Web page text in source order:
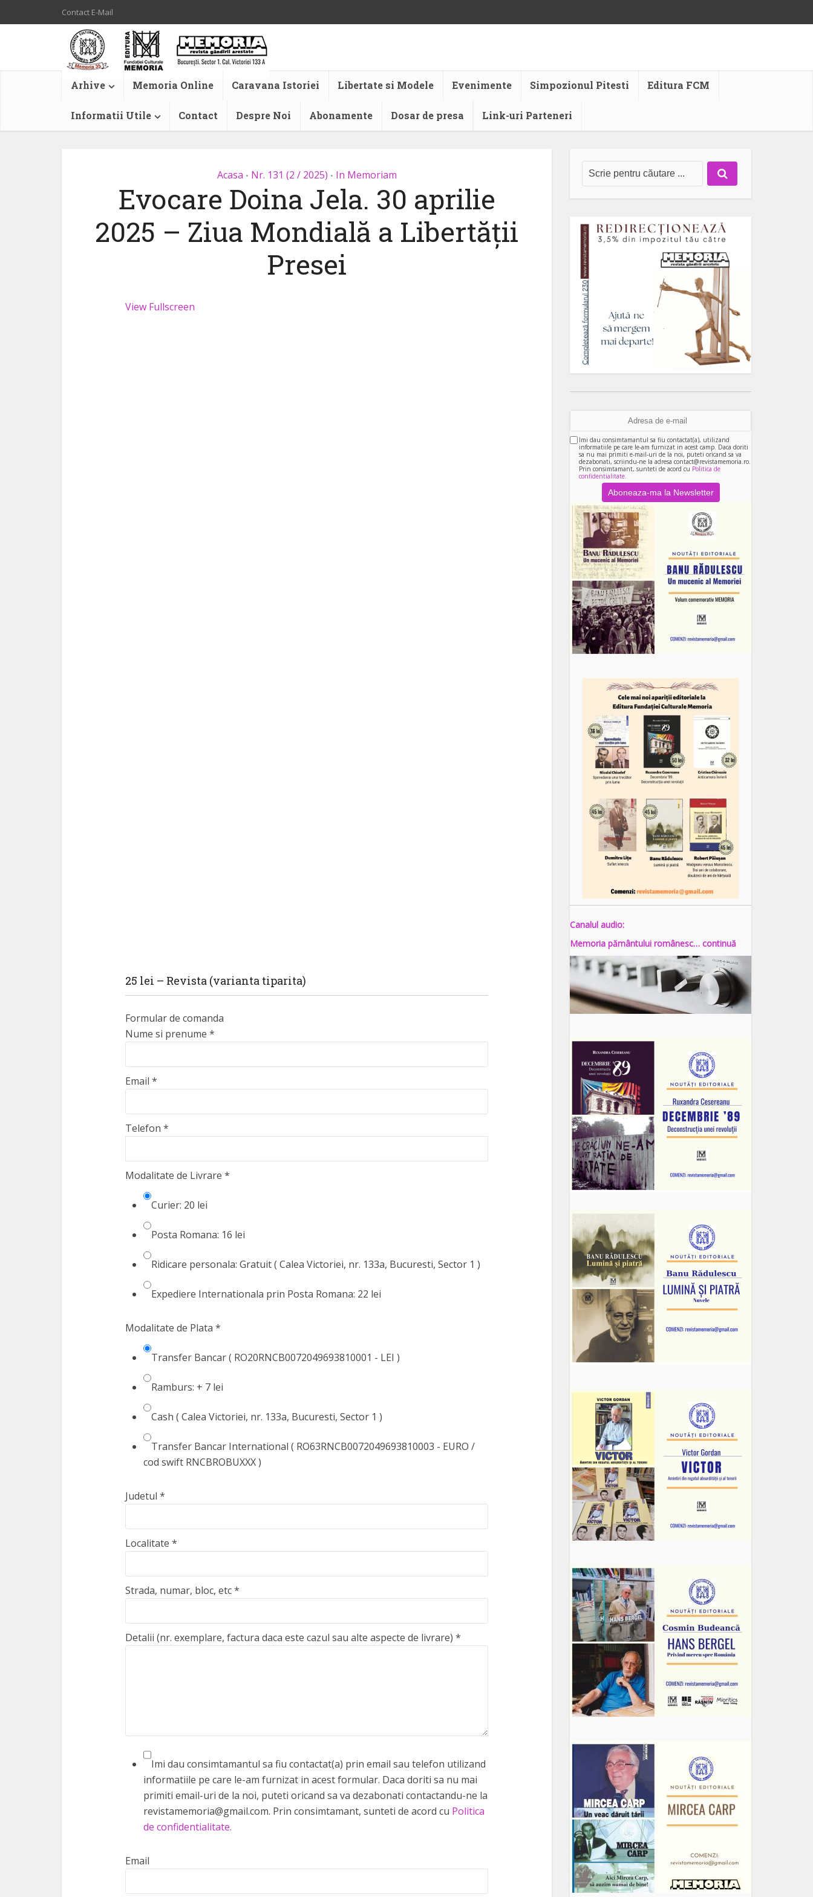
Contact E-Mail
Arhive Memoria Online Caravana Istoriei Libertate si Modele Evenimente Simpozionul Pitesti Editura FCM
Informatii Utile Contact Despre Noi Abonamente Dosar de presa Link-uri Parteneri
Acasa • Nr. 131 (2 / 2025) • In Memoriam
Evocare Doina Jela. 30 aprilie
2025 – Ziua Mondială a Libertății
Presei
View Fullscreen
25 lei – Revista (varianta tiparita)
Formular de comanda
Nume si prenume *
Email *
Telefon *
Modalitate de Livrare *
Curier: 20 lei
Posta Romana: 16 lei
Ridicare personala: Gratuit ( Calea Victoriei, nr. 133a, Bucuresti, Sector 1 )
Expediere Internationala prin Posta Romana: 22 lei
Modalitate de Plata *
Transfer Bancar ( RO20RNCB0072049693810001 - LEI )
Ramburs: + 7 lei
Cash ( Calea Victoriei, nr. 133a, Bucuresti, Sector 1 )
Transfer Bancar International ( RO63RNCB0072049693810003 - EURO /
cod swift RNCBROBUXXX )
Judetul *
Localitate *
Strada, numar, bloc, etc*
Detalii (nr. exemplare, factura daca este cazul sau alte aspecte de livrare) *
Imi dau consimtamantul sa fiu contactat(a) prin email sau telefon utilizand
informatiile pe care le-am furnizat in acest formular. Daca doriti sa nu mai
primiti email-uri de la noi, puteti oricand sa va dezabonati contactandu-ne la
revistamemoria@gmail.com. Prin consimtamant, sunteti de acord cu Politica
de confidentialitate.
Email
Imi dau consimtamantul sa fiu contactat(a), utilizand
informatiile pe care le-am furnizat in acest camp. Daca doriti
sa nu mai primiti e-mail-uri de la noi, puteti oricand sa va
dezabonati, scriindu-ne la adresa contact@revistamemoria.ro.
Prin consimtamant, sunteti de acord cu Politica de
confidentialitate.
Canalul audio:
Memoria pământului românesc… continuă